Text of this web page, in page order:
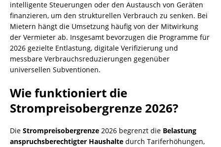
intelligente Steuerungen oder den Austausch von Geräten
finanzieren, um den strukturellen Verbrauch zu senken. Bei
Mietern hängt die Umsetzung häufig von der Mitwirkung
der Vermieter ab. Insgesamt bevorzugen die Programme für
2026 gezielte Entlastung, digitale Verifizierung und
messbare Verbrauchsreduzierungen gegenüber
universellen Subventionen.
Wie funktioniert die
Strompreisobergrenze 2026?
Die Strompreisobergrenze 2026 begrenzt die Belastung
anspruchsberechtigter Haushalte durch Tariferhöhungen,